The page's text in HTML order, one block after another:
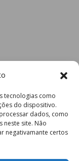
tecnologias como
do dispositivo.
dados, como
neste site. Não
negativamante certos